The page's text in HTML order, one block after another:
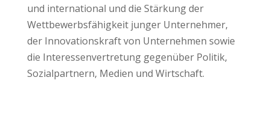
und international und die Stärkung der
Wettbewerbsfähigkeit junger Unternehmer,
der Innovationskraft von Unternehmen sowie
die Interessenvertretung gegenüber Politik,
Sozialpartnern, Medien und Wirtschaft.